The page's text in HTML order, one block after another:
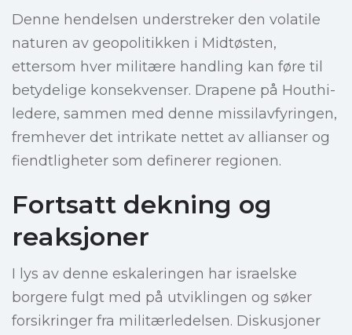
Denne hendelsen understreker den volatile
naturen av geopolitikken i Midtøsten,
ettersom hver militære handling kan føre til
betydelige konsekvenser. Drapene på Houthi-
ledere, sammen med denne missilavfyringen,
fremhever det intrikate nettet av allianser og
fiendtligheter som definerer regionen.
Fortsatt dekning og
reaksjoner
I lys av denne eskaleringen har israelske
borgere fulgt med på utviklingen og søker
forsikringer fra militærledelsen. Diskusjoner